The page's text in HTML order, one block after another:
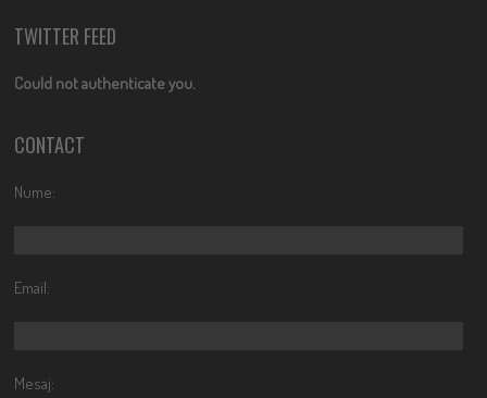
TWITTER FEED
Could not authenticate you.
CONTACT
Nume:
Email:
Mesaj: